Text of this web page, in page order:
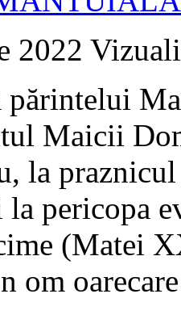
2022
Maicii
la
la pericopa
(Matei
om